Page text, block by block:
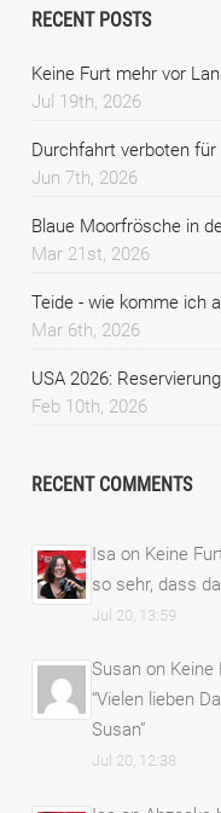
RECENT POSTS
Keine Furt mehr vor
Jul 19th, 2026
Durchfahrt verboten
Jun 7th, 2026
Blaue Moorfrösche in
Mar 21st, 2026
Teide - wie komme ich
Mar 6th, 2026
USA 2026:
Feb 10th, 2026
RECENT COMMENTS
Isa on Keine
so sehr, dass
Jul 20, 13:59
Susan on Keine
“Vielen lieben
Susan”
Jul 20, 12:38